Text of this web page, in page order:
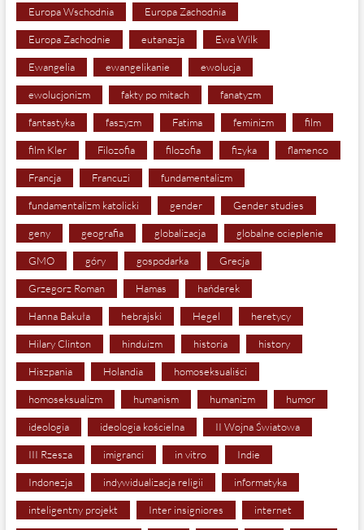
Europa Wschodnia Europa Zachodnia
Europa Zachodnie eutanazja Ewa Wilk
Ewangelia ewangelikanie ewolucja
ewolucjonizm fakty po mitach fanatyzm
fantastyka faszyzm Fatima feminizm film
film Kler Filozofia filozofia fizyka flamenco
Francja Francuzi fundamentalizm
fundamentalizm katolicki gender Gender studies
geny geografia globalizacja globalne ocieplenie
GMO góry gospodarka Grecja
Grzegorz Roman Hamas hańderek
Hanna Bakuła hebrajski Hegel heretycy
Hilary Clinton hinduizm historia history
Hiszpania Holandia homoseksualiści
homoseksualizm humanism humanizm humor
ideologia ideologia kościelna II Wojna Światowa
III Rzesza imigranci in vitro Indie
Indonezja indywidualizacja religii informatyka
inteligentny projekt Inter insigniores internet